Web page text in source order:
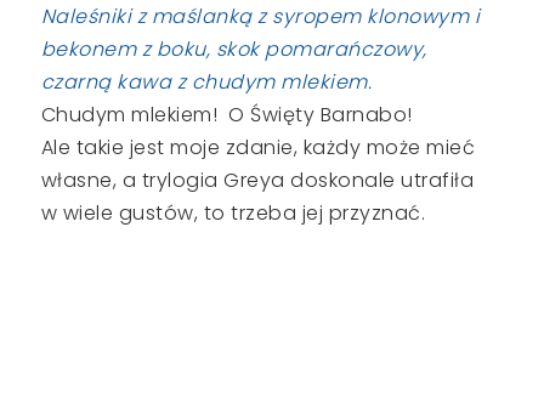
Naleśniki z maślanką z syropem klonowym i
bekonem z boku, skok pomarańczowy,
czarną kawa z chudym mlekiem.
Chudym mlekiem! O Święty Barnabo!
Ale takie jest moje zdanie, każdy może mieć
własne, a trylogia Greya doskonale utrafiła
w wiele gustów, to trzeba jej przyznać.